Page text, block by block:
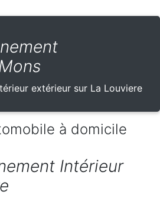
extérieur sur La Louviere
à domicile
Intérieur